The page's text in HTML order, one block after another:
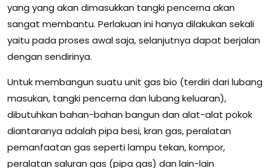
yang yang akan dimasukkan tangki pencerna akan
sangat membantu. Perlakuan ini hanya dilakukan sekali
yaitu pada proses awal saja, selanjutnya dapat berjalan
dengan sendirinya.
Untuk membangun suatu unit gas bio (terdiri dari lubang
masukan, tangki pencerna dan lubang keluaran),
dibutuhkan bahan-bahan bangun dan alat-alat pokok
diantaranya adalah pipa besi, kran gas, peralatan
pemanfaatan gas seperti lampu tekan, kompor,
peralatan saluran gas (pipa gas) dan lain-lain